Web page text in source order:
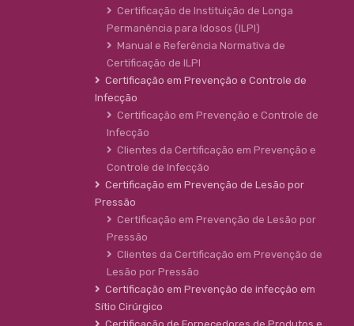
Certificação de Instituição de Longa
Permanência para Idosos (ILPI)
Manual e Referência Normativa de
Certificação de ILPI
Certificação em Prevenção e Controle de
Infecção
Certificação em Prevenção e Controle de
Infecção
Clientes da Certificação em Prevenção e
Controle de Infecção
Certificação em Prevenção de Lesão por
Pressão
Certificação em Prevenção de Lesão por
Pressão
Clientes da Certificação em Prevenção de
Lesão por Pressão
Certificação em Prevenção de infecção em
Sítio Cirúrgico